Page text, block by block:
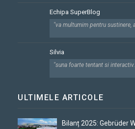
Echipa SuperBlog
"va multumim pentru sustinere,
Silvia
"suna foarte tentant si
ULTIMELE ARTICOLE
Bilanț 2025: Gebrüder